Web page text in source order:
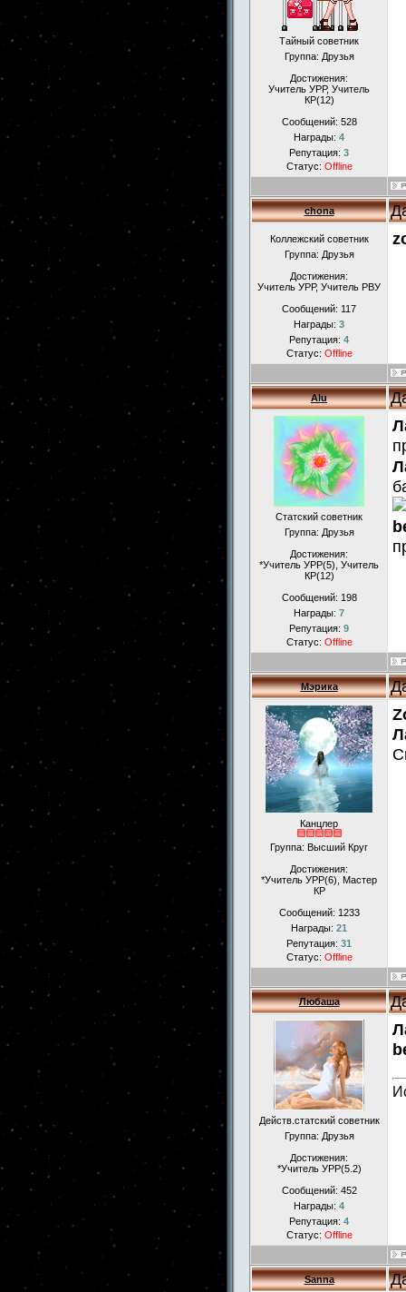
Тайный советник
Группа: Друзья
Достижения:
Учитель УРР, Учитель
КР(12)
Сообщений: 528
Награды: 4
Репутация: 3
Статус: Offline
chona
Коллежский советник
Группа: Друзья
Достижения:
Учитель УРР, Учитель РВУ
Сообщений: 117
Награды: 3
Репутация: 4
Статус: Offline
Alu
Статский советник
Группа: Друзья
Достижения:
*Учитель УРР(5), Учитель
КР(12)
Сообщений: 198
Награды: 7
Репутация: 9
Статус: Offline
Мэрика
Канцлер
Группа: Высший Круг
Достижения:
*Учитель УРР(6), Мастер
КР
Сообщений: 1233
Награды: 21
Репутация: 31
Статус: Offline
Любаша
Действ.статский советник
Группа: Друзья
Достижения:
*Учитель УРР(5.2)
Сообщений: 452
Награды: 4
Репутация: 4
Статус: Offline
Sanna